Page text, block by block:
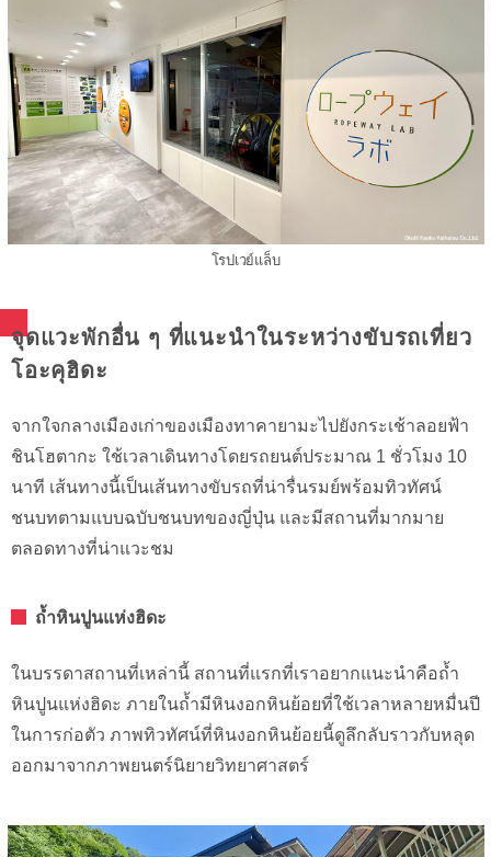
โรปเวย์แล็บ
จุดแวะพักอื่น ๆ ที่แนะนำในระหว่างขับรถเที่ยว
โอะคุฮิดะ
จากใจกลางเมืองเก่าของเมืองทาคายามะไปยังกระเช้าลอยฟ้า
ชินโฮตากะ ใช้เวลาเดินทางโดยรถยนต์ประมาณ 1 ชั่วโมง 10
นาที เส้นทางนี้เป็นเส้นทางขับรถที่น่ารื่นรมย์พร้อมทิวทัศน์
ชนบทตามแบบฉบับชนบทของญี่ปุ่น และมีสถานที่มากมาย
ตลอดทางที่น่าแวะชม
ถ้ำหินปูนแห่งฮิดะ
ในบรรดาสถานที่เหล่านี้ สถานที่แรกที่เราอยากแนะนำคือถ้ำ
หินปูนแห่งฮิดะ ภายในถ้ำมีหินงอกหินย้อยที่ใช้เวลาหลายหมื่นปี
ในการก่อตัว ภาพทิวทัศน์ที่หินงอกหินย้อยนี้ดูลึกลับราวกับหลุด
ออกมาจากภาพยนตร์นิยายวิทยาศาสตร์